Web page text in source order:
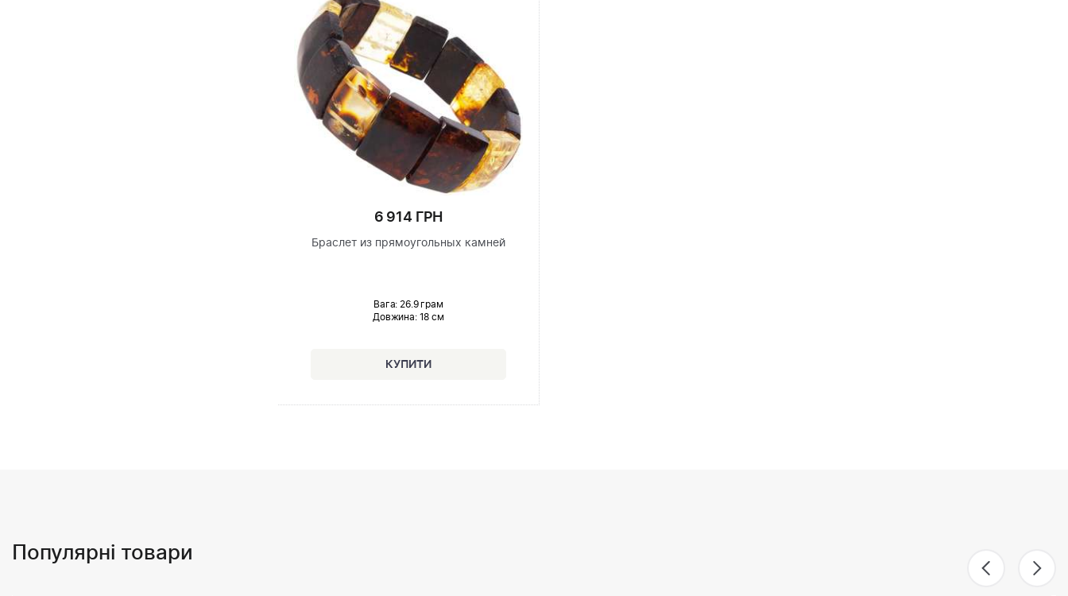
6 914 ГРН
Браслет из прямоугольных камней
Вага: 26.9 грам
Довжина:18 см
Популярні товари